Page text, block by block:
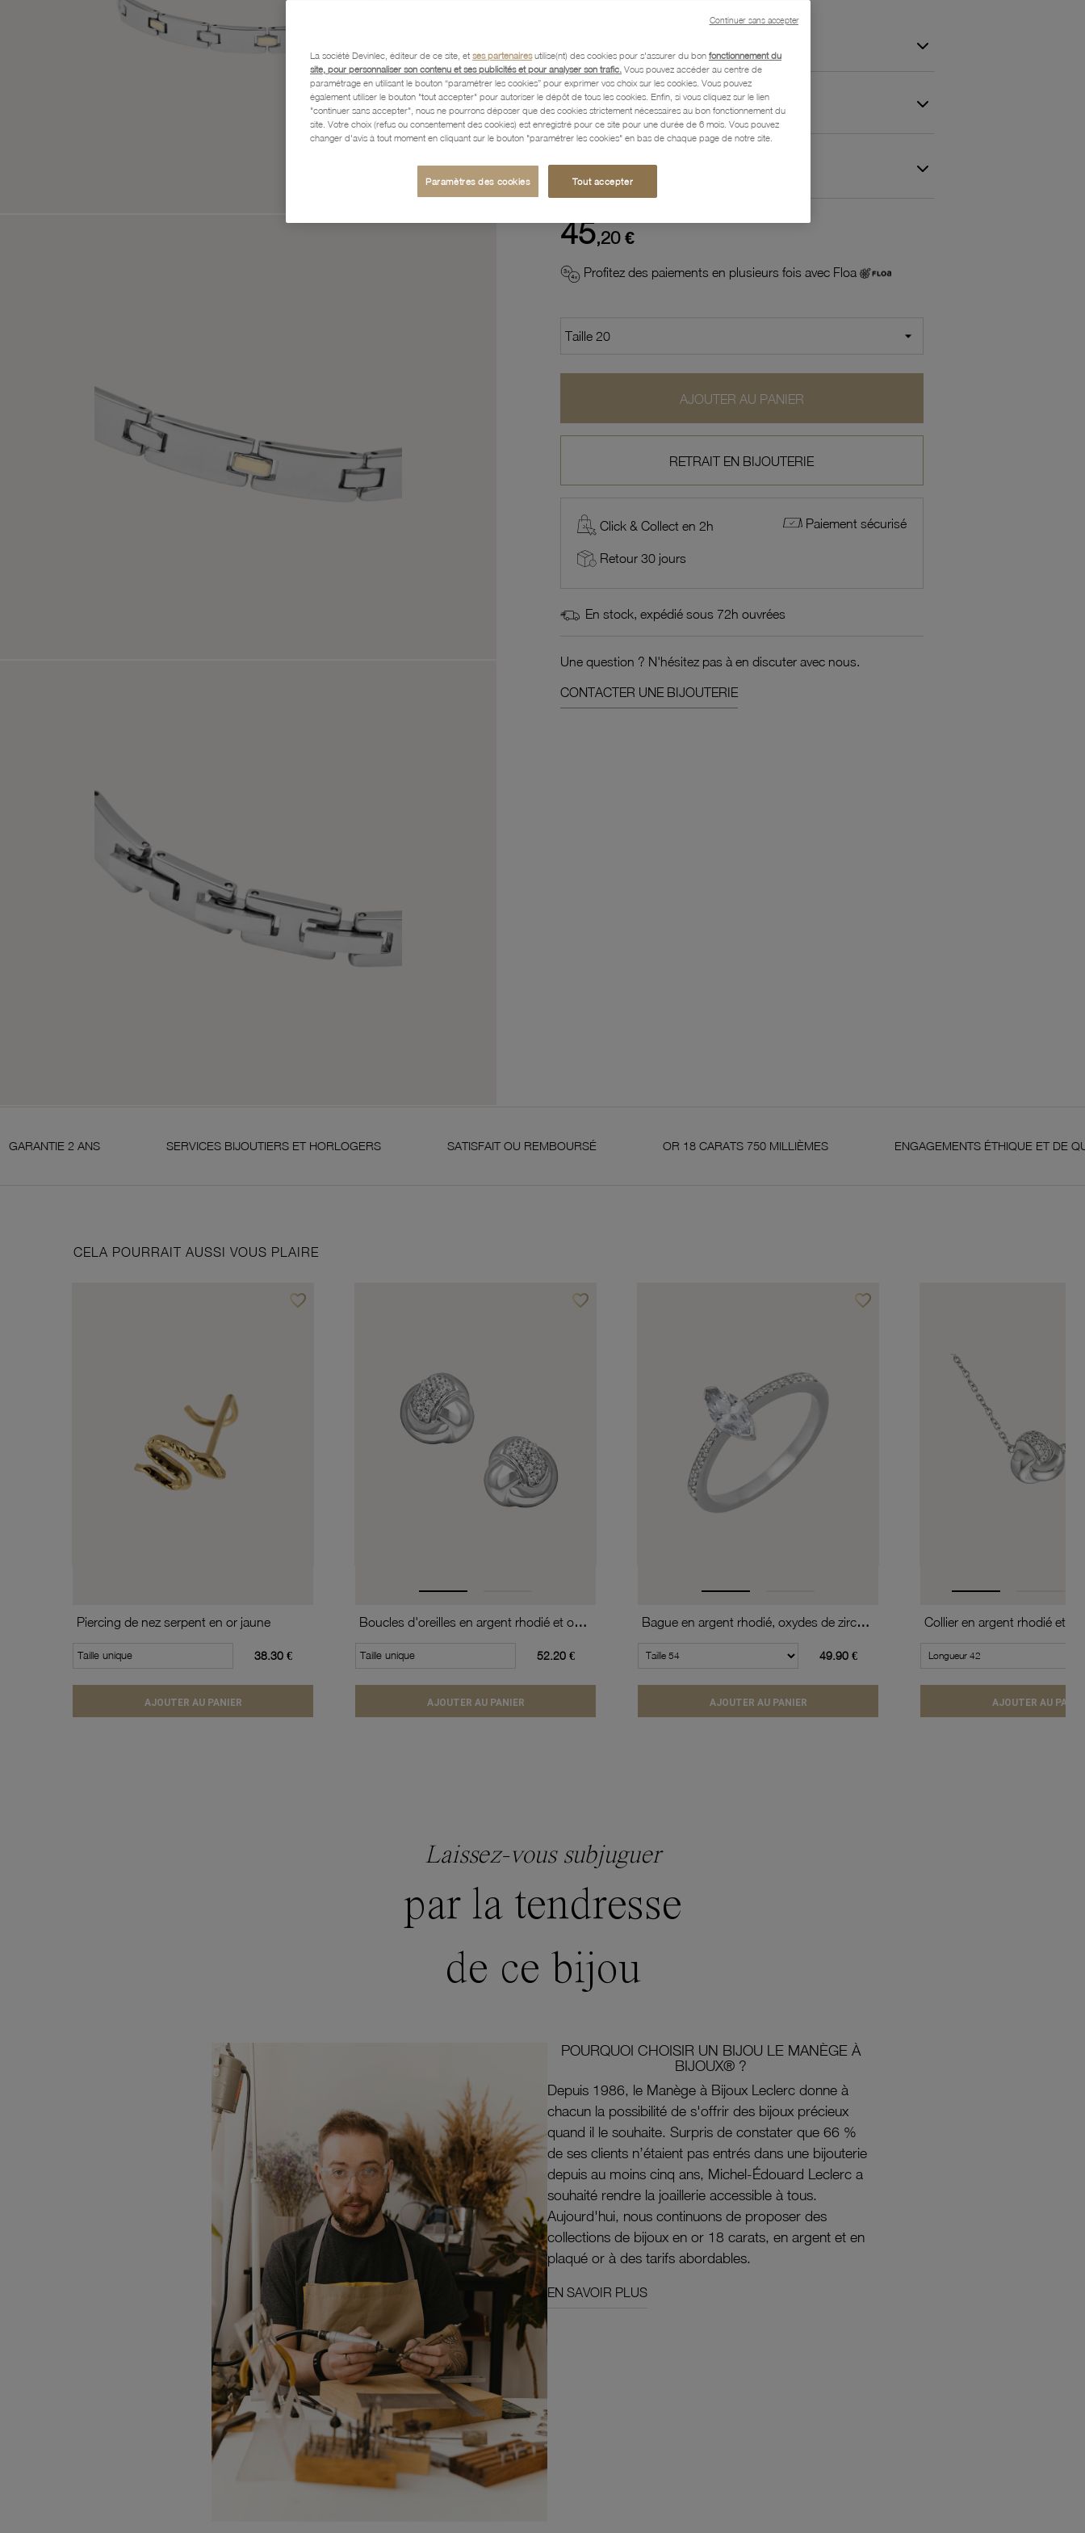
Caractéristiques détaillées
Paiement, Livraison, Retours et Garantie
45,20 €
Profitez des paiements en plusieurs fois avec Floa
AJOUTER AU PANIER
RETRAIT EN BIJOUTERIE
Click & Collect en 2h Paiement sécurisé
Retour 30 jours
En stock, expédié sous 72h ouvrées
Une question ? N'hésitez pas à en discuter avec nous.
CONTACTER UNE BIJOUTERIE
ANS SERVICES BIJOUTIERS ET HORLOGERS SATISFAIT OU REMBOURSÉ OR 18 CARATS 750 MILLIÈMES ENGAGEMENTS ÉTHIQUE ET DE QUALITÉ
CELA POURRAIT AUSSI VOUS PLAIRE
favorite_borderAjouter à vos favoris
Piercing de nez serpent en or jaune
Taille unique 38.30 €
AJOUTER AU PANIER
favorite_borderAjouter à vos favoris
Boucles d'oreilles en argent rhodié et oxydes de zirconium
Taille unique 52.20 €
AJOUTER AU PANIER
favorite_borderAjouter à vos favoris
Bague en argent rhodié, oxydes de zirconium
49.90 €
AJOUTER AU PANIER AJOUTER AU
Laissez-vous subjuguer
par la tendresse
de ce bijou
POURQUOI CHOISIR UN BIJOU LE MANÈGE À
BIJOUX® ?
Depuis 1986, le Manège à Bijoux Leclerc donne à
chacun la possibilité de s'offrir des bijoux précieux
quand il le souhaite. Surpris de constater que 66 %
de ses clients n’étaient pas entrés dans une bijouterie
depuis au moins cinq ans, Michel-Édouard Leclerc a
souhaité rendre la joaillerie accessible à tous.
Aujourd'hui, nous continuons de proposer des
collections de bijoux en or 18 carats, en argent et en
plaqué or à des tarifs abordables.
EN SAVOIR PLUS
La société Devinlec, éditeur de ce site, et ses partenairesutilise(nt) des cookies pour s'assurer du bon fonctionnement du
site, pour personnaliser son contenu et ses publicités et pour analyser son trafic. Vous pouvez accéder au centre de
paramétrage en utilisant le bouton “paramétrer les cookies” pour exprimer vos choix sur les cookies. Vous pouvez
également utiliser le bouton "tout accepter" pour autoriser le dépôt de tous les cookies. Enfin, si vous cliquez sur le lien
"continuer sans accepter", nous ne pourrons déposer que des cookies strictement nécessaires au bon fonctionnement du
site. Votre choix (refus ou consentement des cookies) est enregistré pour ce site pour une durée de 6 mois. Vous pouvez
changer d'avis à tout moment en cliquant sur le bouton "paramétrer les cookies" en bas de chaque page de notre site.
Paramètres des cookies Tout accepter
Continuer sans accepter